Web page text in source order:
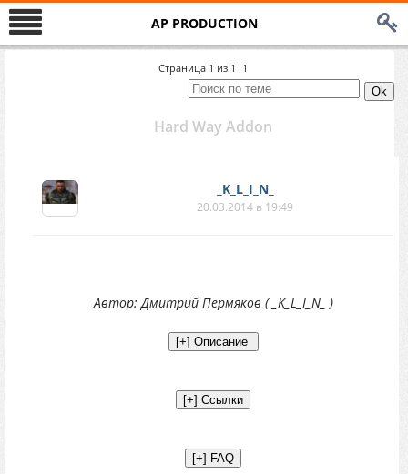
AP PRODUCTION
Страница 1 из 1 1
Hard Way Addon
_K_L_I_N_
20.03.2014 в 19:49
Автор: Дмитрий Пермяков ( _K_L_I_N_ )